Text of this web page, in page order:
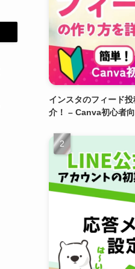
インスタのフィード
介！ – Canva初心者